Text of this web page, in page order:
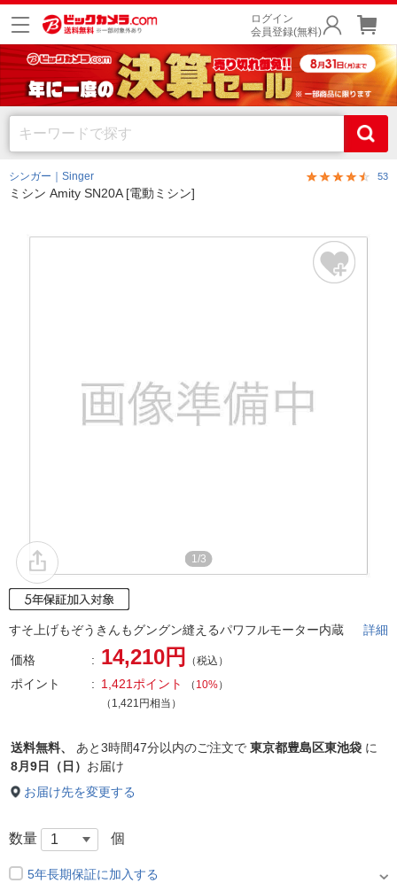
ログイン
会員登録(無料)
シンガー｜Singer 53
ミシン Amity SN20A [電動ミシン]
1/3
すそ上げもぞうきんもグングン縫えるパワフルモーター内蔵 詳細
価格 14,210円 （税込）
ポイント 1,421ポイント （ 10%）
（1,421円相当）
送料無料、 あと3時間47分以内のご注文で 東京都豊島区東池袋 に
8月9日（日） お届け
お届け先を変更する
数量 個
5年長期保証に加入する